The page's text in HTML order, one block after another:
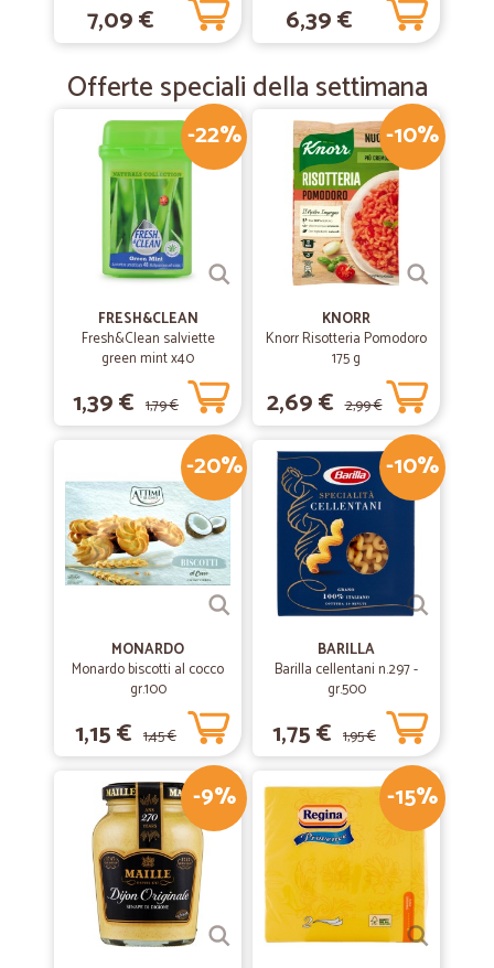
7,09 € 6,39 €
Offerte speciali della settimana
-22%
FRESH&CLEAN
Fresh&Clean salviette
green mint x40
1,39 € 1,79 €
-10%
KNORR
Knorr Risotteria Pomodoro
175 g
2,69 € 2,99 €
-20%
MONARDO
Monardo biscotti al cocco
gr.100
1,15 € 1,45 €
-10%
BARILLA
Barilla cellentani n.297 -
gr.500
1,75 € 1,95 €
-9% -15%